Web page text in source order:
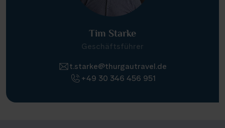
Tim Starke
Geschäftsführer
t.starke@thurgautravel.de
+49 30 346 456 951